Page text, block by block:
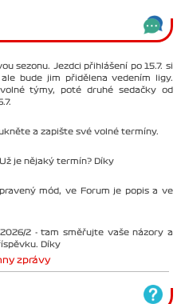
sezonu. Jezdci přihlášení po 15.7. si
bude jim přidělena vedením ligy.
týmy, poté druhé sedačky od
a zapište své volné termíny.
je nějaký termín? Díky
mód, ve Forum je popis a ve
2 - tam směřujte vaše názory a
Díky
zprávy